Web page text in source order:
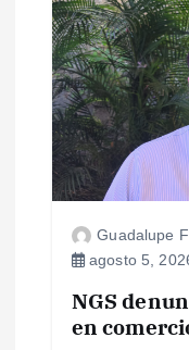
s
Guadalupe
agosto 5,
NGS
en